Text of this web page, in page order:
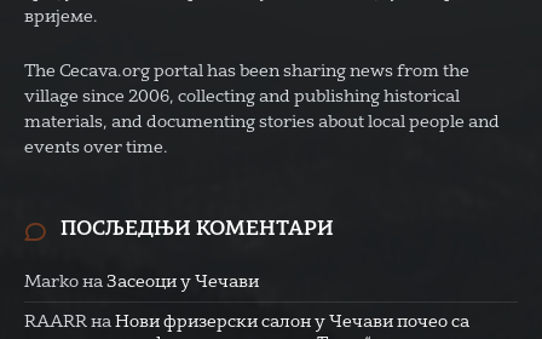
вријеме.
The Cecava.org portal has been sharing news from the
village since 2006, collecting and publishing historical
materials, and documenting stories about local people and
events over time.
ПОСЉЕДЊИ КОМЕНТАРИ
Marko на Засеоци у Чечави
RAARR на Нови фризерски салон у Чечави почео са